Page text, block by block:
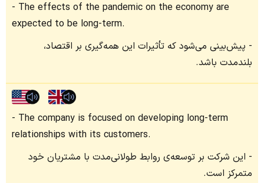
The effects of the pandemic on the economy are
expected to be long-term.
پیش‌بینی می‌شود که تأثیرات این همه‌گیری بر اقتصاد،
بلندمدت باشد.
The company is focused on developing long-term
relationships with its customers.
این شرکت بر توسعه‌ی روابط طولانی‌مدت با مشتریان خود
متمرکز است.